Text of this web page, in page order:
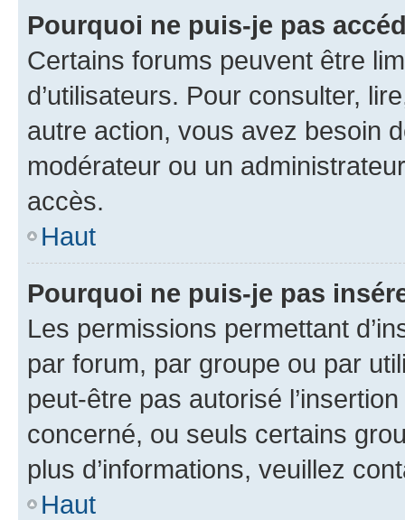
Pourquoi ne puis-je pas
Certains forums peuvent être
d’utilisateurs. Pour consulter,
autre action, vous avez besoin
modérateur ou un
accès.
Haut
Pourquoi ne puis-je pas
Les permissions permettant
par forum, par groupe ou par
peut-être pas autorisé
concerné, ou seuls certains
plus d’informations, veuillez
Haut